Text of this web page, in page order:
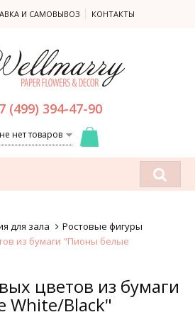
И САМОВЫВОЗ КОНТАКТЫ
(499) 394-47-90
нет товаров
для зала
Ростовые фигуры
из бумаги "Пионы белые
цветов из бумаги
White/Black"